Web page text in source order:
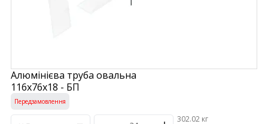
Алюмінієва труба овальна
116х76х18 - БП
Передзамовлення
302.02 кг